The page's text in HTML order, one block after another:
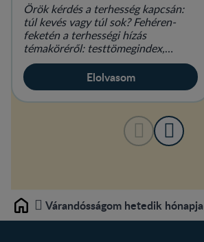
Örök kérdés a terhesség kapcsán:
túl kevés vagy túl sok? Fehéren-
feketén a terhességi hízás
témaköréről: testtömegindex,
étkezés és életmód várandósan.
Elolvasom
Home Várandósságom hetedik hónapja